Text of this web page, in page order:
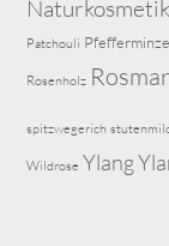
Naturkosmetik
Patchouli Pfefferminze
Rosenholz
spitzwegerich
Wildrose Ylang